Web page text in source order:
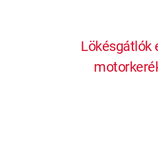
Lökésgátlók
0 1
2
6
7